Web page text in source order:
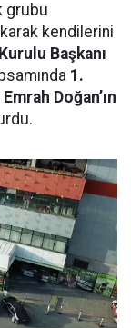
grubu
kendilerini
Başkanı
1.
Doğan’ın